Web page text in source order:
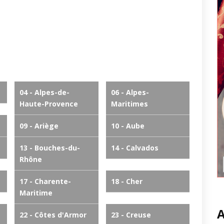
04 - Alpes-de-
Haute-Provence
06 - Alpes-
Maritimes
09 - Ariège 10 - Aube
13 - Bouches-du-
Rhône
14 - Calvados
17 - Charente-
Maritime
18 - Cher
22 - Côtes d'Armor 23 - Creuse